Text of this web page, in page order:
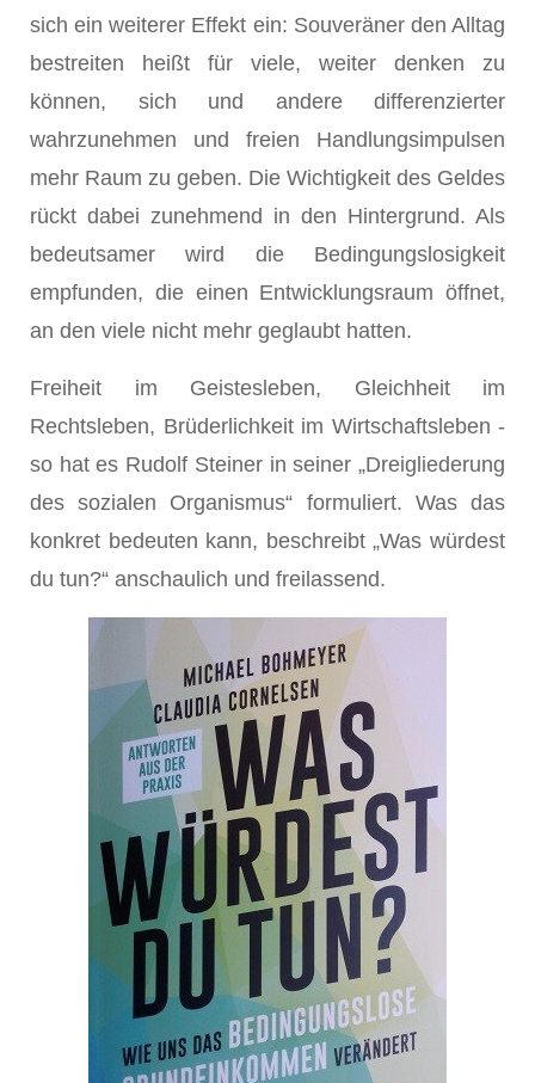
sich ein weiterer Effekt ein: Souveräner den Alltag
bestreiten heißt für viele, weiter denken zu
können, sich und andere differenzierter
wahrzunehmen und freien Handlungsimpulsen
mehr Raum zu geben. Die Wichtigkeit des Geldes
rückt dabei zunehmend in den Hintergrund. Als
bedeutsamer wird die Bedingungslosigkeit
empfunden, die einen Entwicklungsraum öffnet,
an den viele nicht mehr geglaubt hatten.
Freiheit im Geistesleben, Gleichheit im
Rechtsleben, Brüderlichkeit im Wirtschaftsleben -
so hat es Rudolf Steiner in seiner „Dreigliederung
des sozialen Organismus“ formuliert. Was das
konkret bedeuten kann, beschreibt „Was würdest
du tun?“ anschaulich und freilassend.